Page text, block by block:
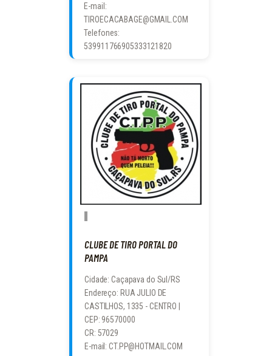
E-mail:
TIROECACABAGE@GMAIL.COM
Telefones:
539911766905333121820
CLUBE DE TIRO PORTAL DO
PAMPA
Cidade: Caçapava do Sul/RS
Endereço: RUA JULIO DE
CASTILHOS, 1335 - CENTRO |
CEP: 96570000
CR: 57029
E-mail: CT.PP@HOTMAIL.COM